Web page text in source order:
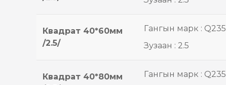
Квадрат 40*60мм
/2.5/
Гангын марк : Q235
Зузаан : 2.5
Квадрат 40*80мм
Гангын марк : Q235